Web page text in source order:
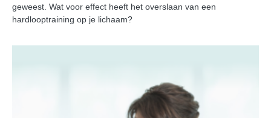
geweest. Wat voor effect heeft het overslaan van een
hardlooptraining op je lichaam?